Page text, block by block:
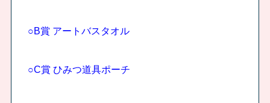
○B賞 アートバスタオル
○C賞 ひみつ道具ポーチ